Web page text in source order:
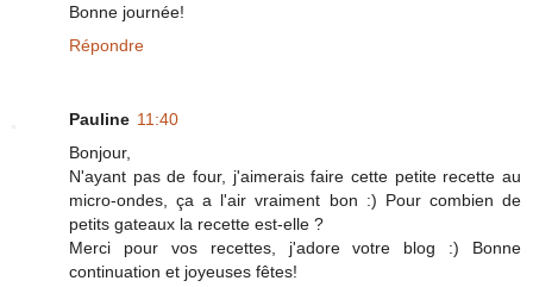
Bonne journée!
Répondre
Pauline 11:40
Bonjour,
N'ayant pas de four, j'aimerais faire cette petite recette au
micro-ondes, ça a l'air vraiment bon :) Pour combien de
petits gateaux la recette est-elle ?
Merci pour vos recettes, j'adore votre blog :) Bonne
continuation et joyeuses fêtes!